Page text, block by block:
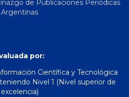
de Publicaciones Periódicas
Argentinas
por:
Científica y Tecnológica
Nivel 1 (Nivel superior de
excelencia)